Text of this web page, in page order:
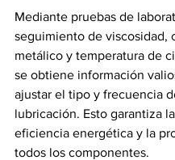
Mediante pruebas de
seguimiento de viscosidad,
metálico y temperatura de
se obtiene información
ajustar el tipo y frecuencia
lubricación. Esto garantiza
eficiencia energética y la
todos los componentes.